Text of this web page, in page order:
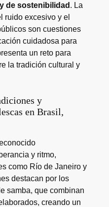
de sostenibilidad . La
ruido excesivo y el
son cuestiones
cuidadosa para
un reto para
la tradición cultural y
y
en Brasil,
y ritmo,
como Río de Janeiro y
destacan por los
samba, que combinan
creando un